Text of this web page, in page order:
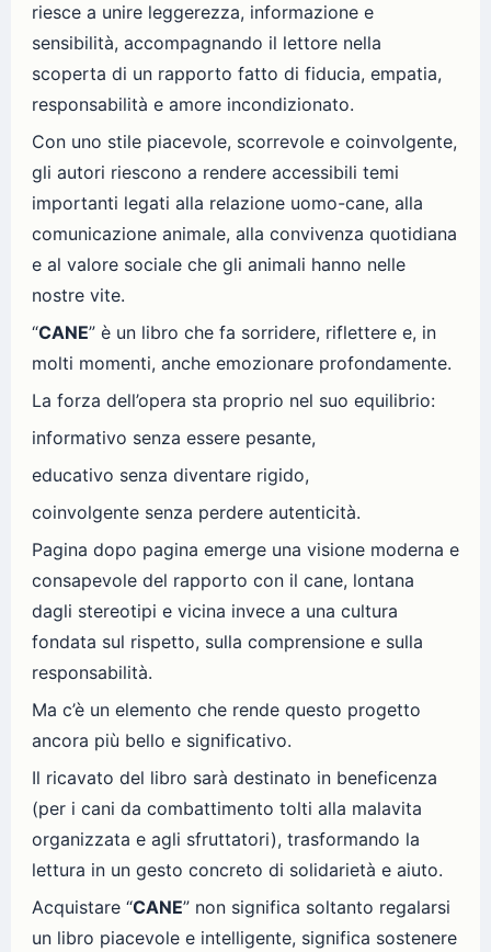
riesce a unire leggerezza, informazione e
sensibilità, accompagnando il lettore nella
scoperta di un rapporto fatto di fiducia, empatia,
responsabilità e amore incondizionato.
Con uno stile piacevole, scorrevole e coinvolgente,
gli autori riescono a rendere accessibili temi
importanti legati alla relazione uomo-cane, alla
comunicazione animale, alla convivenza quotidiana
e al valore sociale che gli animali hanno nelle
nostre vite.
“CANE” è un libro che fa sorridere, riflettere e, in
molti momenti, anche emozionare profondamente.
La forza dell’opera sta proprio nel suo equilibrio:
informativo senza essere pesante,
educativo senza diventare rigido,
coinvolgente senza perdere autenticità.
Pagina dopo pagina emerge una visione moderna e
consapevole del rapporto con il cane, lontana
dagli stereotipi e vicina invece a una cultura
fondata sul rispetto, sulla comprensione e sulla
responsabilità.
Ma c’è un elemento che rende questo progetto
ancora più bello e significativo.
Il ricavato del libro sarà destinato in beneficenza
(per i cani da combattimento tolti alla malavita
organizzata e agli sfruttatori), trasformando la
lettura in un gesto concreto di solidarietà e aiuto.
Acquistare “CANE” non significa soltanto regalarsi
un libro piacevole e intelligente, significa sostenere